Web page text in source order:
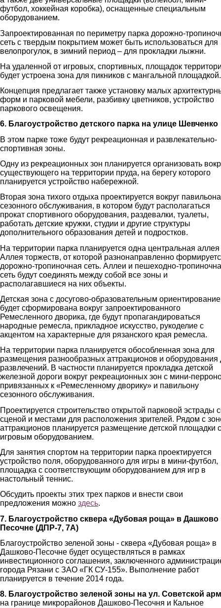
футбол, хоккейная коробка), оснащенные специальным
оборудованием.
Запроектированная по периметру парка дорожно-
сеть с твердым покрытием может быть использоваться для
велопрогулок, в зимний период – для прокладки лыжни.
На удаленной от игровых, спортивных, площадок
будет устроена зона для пикников с мангальной площадкой.
Концепция предлагает также установку малых
форм и парковой мебели, разбивку цветников, устройство
паркового освещения.
6. Благоустройство детского парка на улице Шевченко
В этом парке тоже будут рекреационная и развлекательно-
спортивная зоны.
Одну из рекреационных зон планируется организовать
существующего на территории пруда, на берегу которого
планируется устройство набережной.
Вторая зона тихого отдыха проектируется вокруг павильона
сезонного обслуживания, в котором будут располагаться
прокат спортивного оборудования, раздевалки, туалеты,
работать детские кружки, студии и другие структуры
дополнительного образования детей и подростков.
На территории парка планируется одна центральная аллея
Аллея торжеств, от которой разнонаправленно
дорожно-тропиночная сеть. Аллеи и пешеходно-
сеть будут соединять между собой все зоны и
располагавшиеся на них объекты.
Детская зона с досугово-образовательным
будет сформирована вокруг запроектированного
Ремесленного дворика, где будут пропагандироваться
народные ремесла, прикладное искусство, рукоделие с
акцентом на характерные для рязанского края ремесла.
На территории парка планируется обособленная зона для
размещения разнообразных аттракционов и оборудования
развлечений. В частности планируется прокладка детской
железной дороги вокруг рекреационных зон с мини-
привязанных к «Ремесленному дворику» и павильону
сезонного обслуживания.
Проектируется строительство открытой парковой эстрады
сценой и местами для расположения зрителей. Рядом с
аттракционов планируется размещение детской площадки с
игровым оборудованием.
Для занятия спортом на территории парка проектируется
устройство поля, оборудованного для игры в мини-футбол,
площадка с соответствующим оборудованием для игр в
настольный теннис.
Обсудить проекты этих трех парков и внести свои
предложения можно здесь.
7. Благоустройство сквера «Дубовая роща» в Дашково
Песочне (ДПР-7, 7А)
Благоустройство зеленой зоны - сквера «Дубовая роща» в
Дашково-Песочне будет осуществляться в рамках
инвестиционного соглашения, заключенного
города Рязани с ЗАО «ГК СУ-155». Выполнение работ
планируется в течение 2014 года.
8. Благоустройство зеленой зоны на ул. Советской
на границе микрорайонов Дашково-Песочня и Кальное